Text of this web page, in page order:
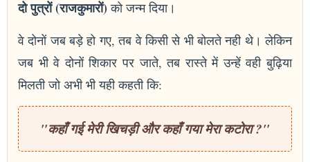
दो पुत्रों (राजकुमारों) को जन्म दिया।
वे दोनों जब बड़े हो गए, तब वे किसी से भी बोलते नही थे। लेकिन
जब भी वे दोनों शिकार पर जाते, तब रास्ते में उन्हें वही बुढ़िया
मिलती जो अभी भी यही कहती कि:
"कहाँ गई मेरी खिचड़ी और कहाँ गया मेरा कटोरा ?"